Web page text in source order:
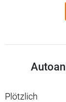
Plötzlich